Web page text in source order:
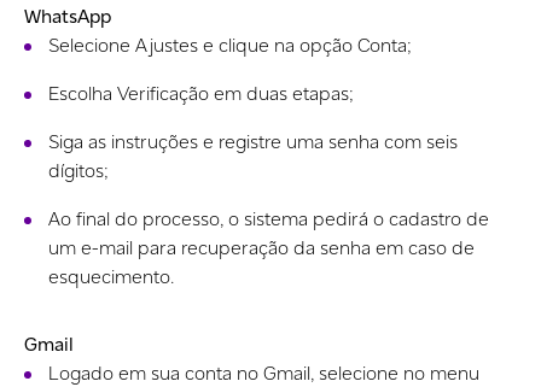
WhatsApp
Selecione Ajustes e clique na opção Conta;
Escolha Verificação em duas etapas;
Siga as instruções e registre uma senha com seis
dígitos;
Ao final do processo, o sistema pedirá o cadastro de
um e-mail para recuperação da senha em caso de
esquecimento.
Gmail
Logado em sua conta no Gmail, selecione no menu